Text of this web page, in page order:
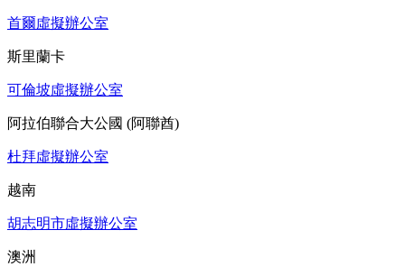
首爾虛擬辦公室
斯里蘭卡
可倫坡虛擬辦公室
阿拉伯聯合大公國 (阿聯酋)
杜拜虛擬辦公室
越南
胡志明市虛擬辦公室
澳洲